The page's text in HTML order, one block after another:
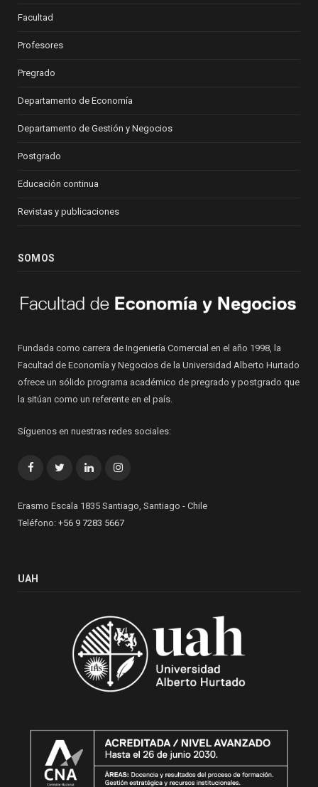
Facultad
Profesores
Pregrado
Departamento de Economía
Departamento de Gestión y Negocios
Postgrado
Educación continua
Revistas y publicaciones
SOMOS
Fundada como carrera de Ingeniería Comercial en el año 1998, la
Facultad de Economía y Negocios de la Universidad Alberto Hurtado
ofrece un sólido programa académico de pregrado y postgrado que
la sitúan como un referente en el país.
Síguenos en nuestras redes sociales:
FacebookTwitterLinkedInInstagram
Erasmo Escala 1835 Santiago, Santiago - Chile
Teléfono: +56 9 7283 5667
UAH